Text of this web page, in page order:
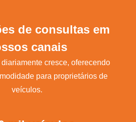
de consultas em
canais
cresce, oferecendo
para proprietários de
veículos.